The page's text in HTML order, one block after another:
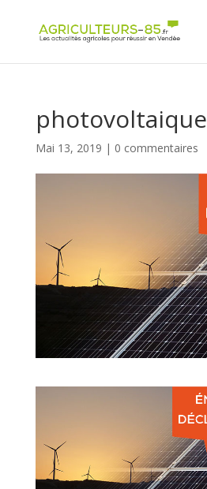
photovoltaique
Mai 13, 2019 | 0 commentaires